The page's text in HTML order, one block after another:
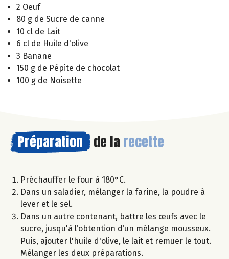
2 Oeuf
80 g de Sucre de canne
10 cl de Lait
6 cl de Huile d'olive
3 Banane
150 g de Pépite de chocolat
100 g de Noisette
Préparation de la recette
Préchauffer le four à 180°C.
Dans un saladier, mélanger la farine, la poudre à
lever et le sel.
Dans un autre contenant, battre les œufs avec le
sucre, jusqu'à l’obtention d’un mélange mousseux.
Puis, ajouter l'huile d'olive, le lait et remuer le tout.
Mélanger les deux préparations.